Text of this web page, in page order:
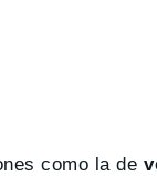
como la de